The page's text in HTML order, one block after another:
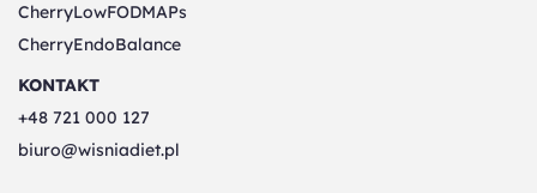
CherryLowFODMAPs
CherryEndoBalance
KONTAKT
+48 721 000 127
biuro@wisniadiet.pl